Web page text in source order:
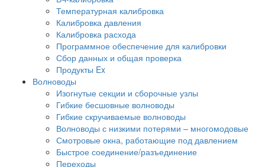
Температурная калибровка
Калибровка давления
Калибровка расхода
Программное обеспечение для калибровки
Сбор данных и общая проверка
Продукты Ex
Волноводы
Изогнутые секции и сборочные узлы
Гибкие бесшовные волноводы
Гибкие скручиваемые волноводы
Волноводы с низкими потерями – многомодовые
Смотровые окна, работающие под давлением
Быстрое соединение/разъединение
Переходы